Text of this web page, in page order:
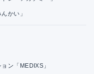
かい」
ン「MEDIXS」